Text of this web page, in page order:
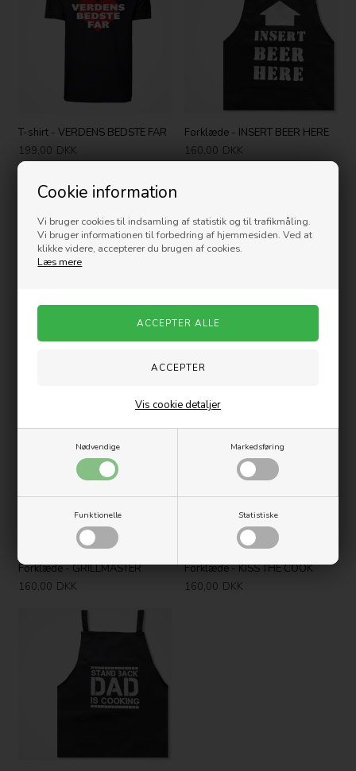
Cookie information
Vi bruger cookies til indsamling af statistik og til trafikmåling.
Vi bruger informationen til forbedring af hjemmesiden. Ved at
klikke videre, accepterer du brugen af cookies.
Læs mere
Nødvendige Markedsføring
Funktionelle Statistiske
Vis cookie detaljer
T-shirt - VERDENS BEDSTE FAR
199,00 DKK
Forklæde - INSERT BEER HERE
160,00 DKK
Forklæde - GRILL SERGEANT
Hættetrøje - VERDENS BEDSTE
Forklæde - GRILLMASTER
160,00 DKK
Forklæde - KISS THE COOK
160,00 DKK